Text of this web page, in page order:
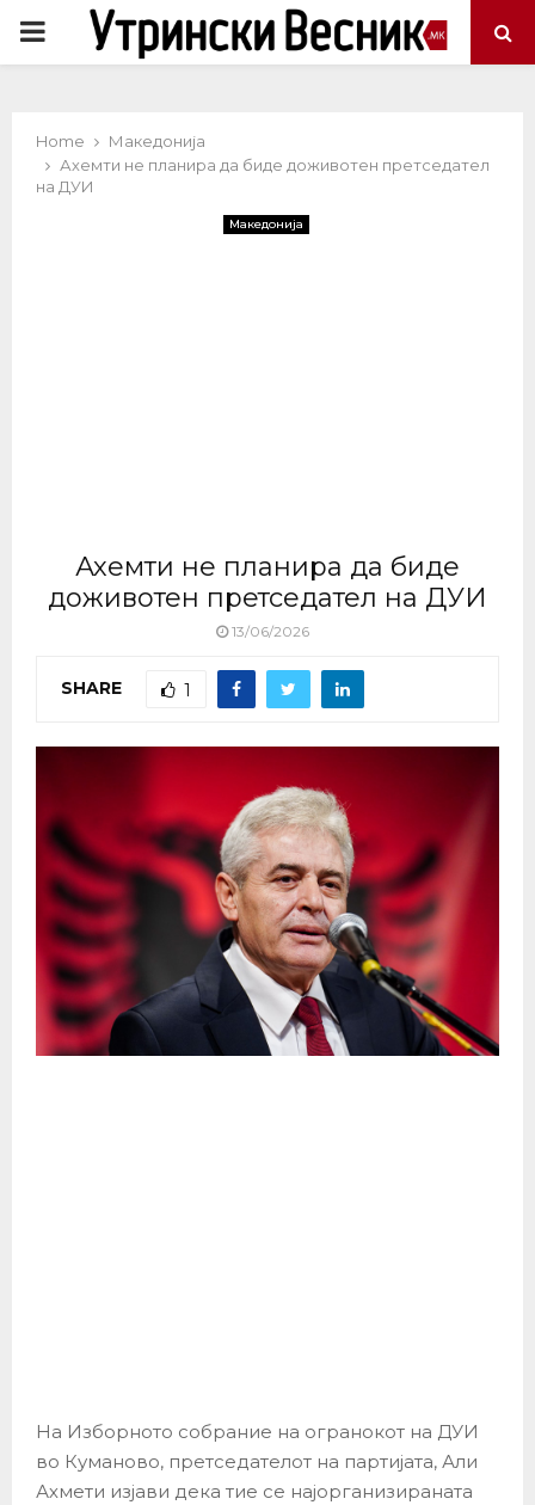
PRIMARY
Home
Македонија
Ахемти не планира да биде доживотен претседател
на ДУИ
Македонија
Ахемти не планира да биде
доживотен претседател на ДУИ
13/06/2026
SHARE 1
На Изборното собрание на огранокот на ДУИ
во Куманово, претседателот на партијата, Али
Ахмети изјави дека тие се најорганизираната